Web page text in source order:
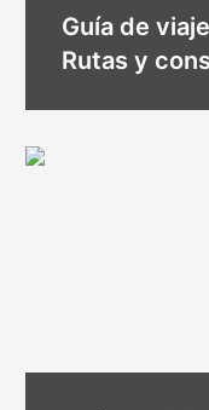
Guía de
Rutas y